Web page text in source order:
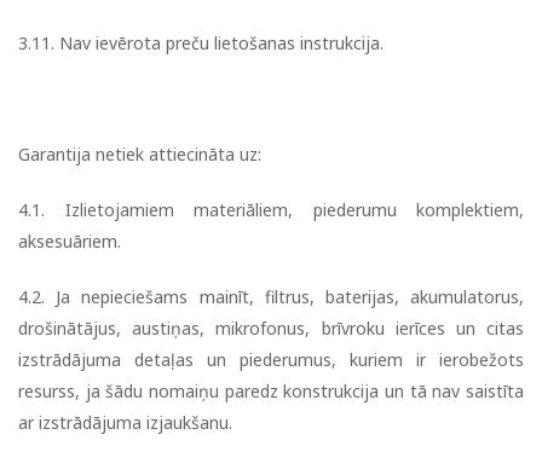
3.11. Nav ievērota preču lietošanas instrukcija.
Garantija netiek attiecināta uz:
4.1. Izlietojamiem materiāliem, piederumu komplektiem,
aksesuāriem.
4.2. Ja nepieciešams mainīt, filtrus, baterijas, akumulatorus,
drošinātājus, austiņas, mikrofonus, brīvroku ierīces un citas
izstrādājuma detaļas un piederumus, kuriem ir ierobežots
resurss, ja šādu nomaiņu paredz konstrukcija un tā nav saistīta
ar izstrādājuma izjaukšanu.